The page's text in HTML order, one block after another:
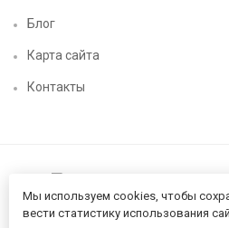
Блог
Карта сайта
Контакты
Мы используем cookies, чтобы
вести статистику использования